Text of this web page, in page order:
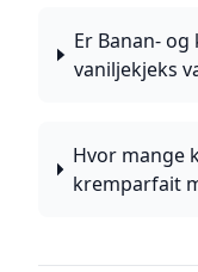
Er Banan-
vaniljekjeks
Hvor mange
kremparfait